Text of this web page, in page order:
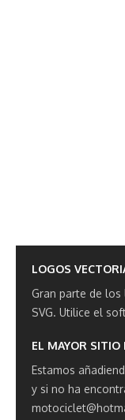
LOGOS
Gran parte de
SVG. Utilice el
EL MAYOR SITIO
Estamos
y si no ha